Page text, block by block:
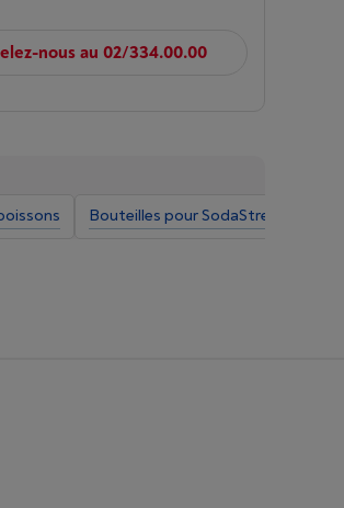
nous au 02/334.00.00
Bouteilles pour SodaStream